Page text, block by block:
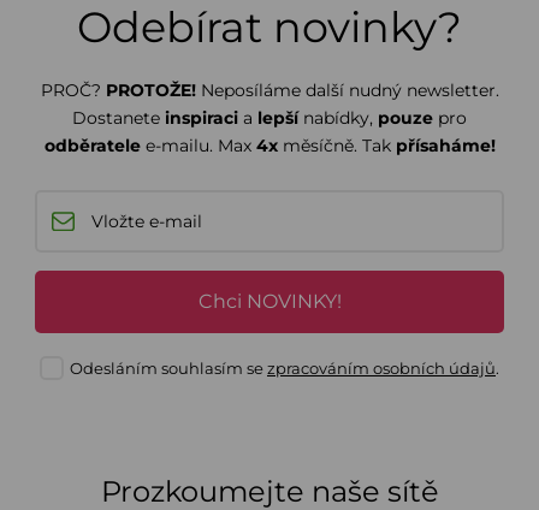
Odebírat novinky?
PROČ? PROTOŽE! Neposíláme další nudný newsletter.
Dostanete inspiraci a lepšínabídky, pouze pro
odběratelee-mailu. Max 4xměsíčně. Tak přísaháme!
Chci NOVINKY!
Odesláním souhlasím sezpracováním osobních údajů.
Prozkoumejte naše sítě